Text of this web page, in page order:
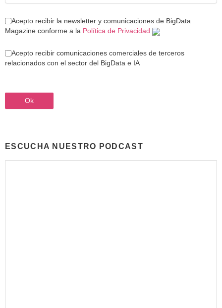
Acepto recibir la newsletter y comunicaciones de BigData
Magazine conforme a la Política de Privacidad
Acepto recibir comunicaciones comerciales de terceros
relacionados con el sector del BigData e IA
ESCUCHA NUESTRO PODCAST